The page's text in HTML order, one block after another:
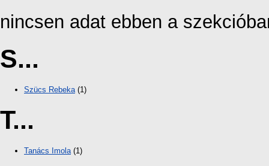
nincsen adat ebben a
S...
Szücs Rebeka(1)
T...
Tanács Imola(1)